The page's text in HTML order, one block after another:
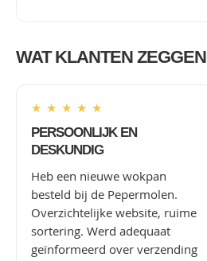
WAT KLANTEN ZEGGEN
★ ★ ★ ★ ★
PERSOONLIJK EN
DESKUNDIG
Heb een nieuwe wokpan
besteld bij de Pepermolen.
Overzichtelijke website, ruime
sortering. Werd adequaat
geïnformeerd over verzending